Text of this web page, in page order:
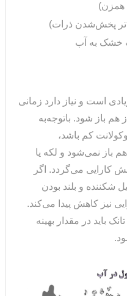
پخش‌شدن ذرات)
خشک به آب
است و نیاز دارد زمانی
هم باز شود. باتوجه‌به
کم باشد،
باز نمی‌شود و لکه یا
کارایی می‌گردد. اگر
شکننده و بلند بودن
نیز کاهش پیدا می‌کند.
باید در مقدار بهینه